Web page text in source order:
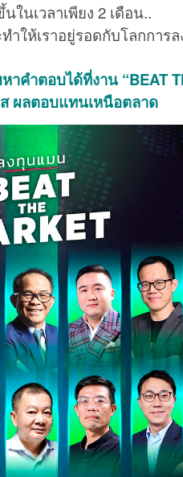
ในเวลาเพียง 2 เดือน..
ให้เราอยู่รอดกับโลกการ
าคำตอบได้ที่งาน “BEAT
ผลตอบแทนเหนือตลาด